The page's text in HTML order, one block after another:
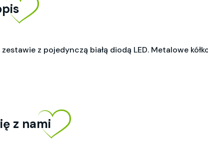
z pojedynczą białą diodą LED. Metalowe
z nami